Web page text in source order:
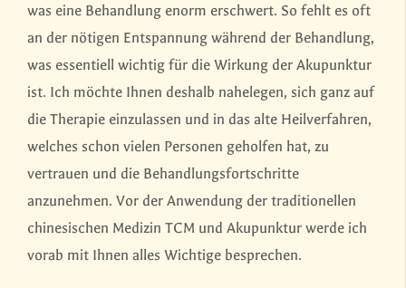
was eine Behandlung enorm erschwert. So fehlt es oft
an der nötigen Entspannung während der Behandlung,
was essentiell wichtig für die Wirkung der Akupunktur
ist. Ich möchte Ihnen deshalb nahelegen, sich ganz auf
die Therapie einzulassen und in das alte Heilverfahren,
welches schon vielen Personen geholfen hat, zu
vertrauen und die Behandlungsfortschritte
anzunehmen. Vor der Anwendung der traditionellen
chinesischen Medizin TCM und Akupunktur werde ich
vorab mit Ihnen alles Wichtige besprechen.